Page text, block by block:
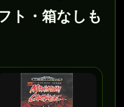
ト・箱なしも